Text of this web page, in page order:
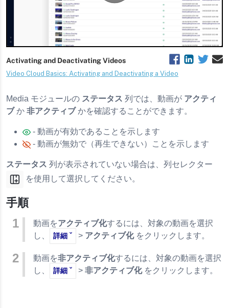
Studio 公開ワークフロー
Media モジュールの ステータス 列では、動画が アクティ
ブか 非アクティブかを確認することができます。
- 動画が有効であることを示します
- 動画が無効で（再生できない）ことを示します
ステータス 列が表示されていない場合は、列セレクター
を使用して選択してください。
手順
動画をアクティブ化するには、対象の動画を選択
し、
詳細 ˇ > アクティブ化をクリックします。
動画を非アクティブ化するには、対象の動画を選択
し、
詳細 ˇ > 非アクティブ化をクリックします。